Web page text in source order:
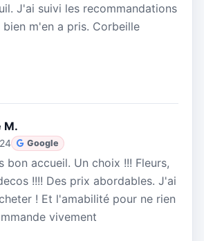
J'ai suivi les recommandations
m'en a pris. Corbeille
M.
Google
bon accueil. Un choix !!! Fleurs,
!!!! Des prix abordables. J'ai
! Et l'amabilité pour ne rien
vivement